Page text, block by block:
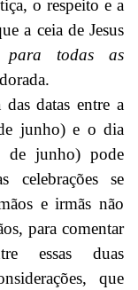
o respeito e a
a ceia de Jesus
para todas as
datas entre a
junho) e o dia
de junho) pode
celebrações se
e irmãs não
para comentar
essas duas
que